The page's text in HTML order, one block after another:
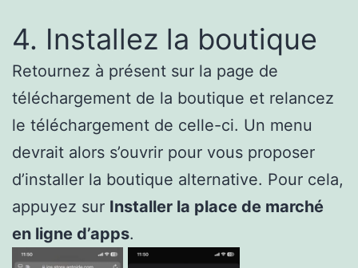
4. Installez la boutique
Retournez à présent sur la page de
téléchargement de la boutique et relancez
le téléchargement de celle-ci. Un menu
devrait alors s’ouvrir pour vous proposer
d’installer la boutique alternative. Pour cela,
appuyez sur Installer la place de marché
en ligne d’apps.